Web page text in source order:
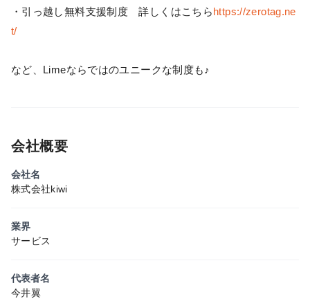
・引っ越し無料支援制度 詳しくはこちらhttps://zerotag.ne
t/
など、Limeならではのユニークな制度も♪
会社概要
会社名
株式会社kiwi
業界
サービス
代表者名
今井翼